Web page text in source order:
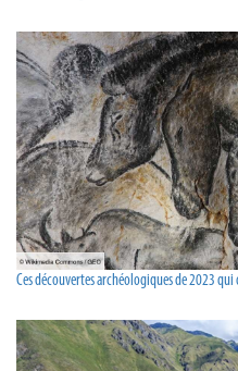
Ces découvertes archéologiques de 2023